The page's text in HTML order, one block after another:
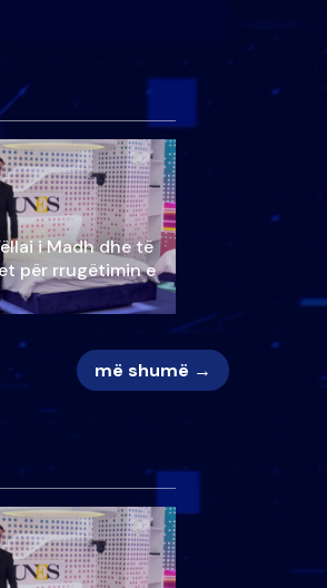
i Madh dhe të
për rrugëtimin e
më shumë →